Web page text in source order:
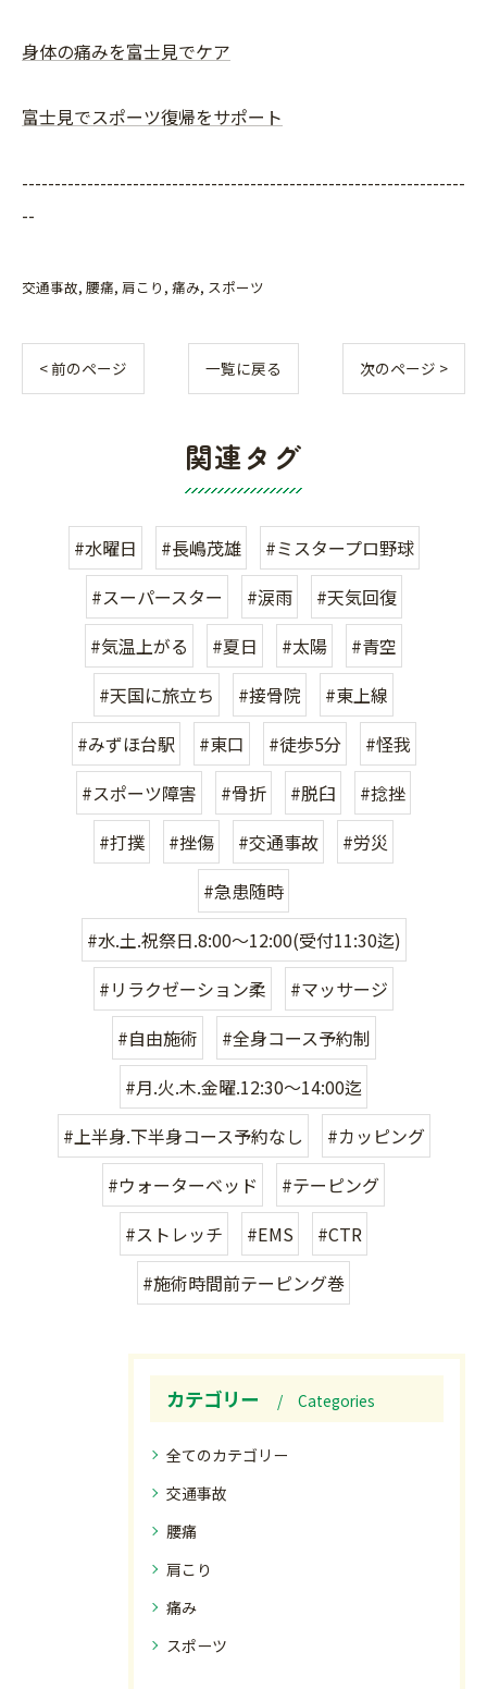
身体の痛みを富士見でケア
富士見でスポーツ復帰をサポート
--------------------------------------------------------------------
--
交通事故 腰痛 肩こり 痛み スポーツ
< 前のページ 一覧に戻る 次のページ >
関連タグ
#水曜日 #長嶋茂雄
#ミスタープロ野球
#スーパースター
#涙雨
#天気回復
#気温上がる
#夏日 #太陽
#青空
#天国に旅立ち
#接骨院
#東上線
#みずほ台駅
#東口 #徒歩5分
#怪我
#スポーツ障害
#骨折 #脱臼
#捻挫
#打撲
#挫傷 #交通事故
#労災
#急患随時
#水.土.祝祭日.8:00〜12:00(受付11:30迄)
#リラクゼーション柔
#マッサージ
#自由施術
#全身コース予約制
#月.火.木.金曜.12:30〜14:00迄
#上半身.下半身コース予約なし
#カッピング
#ウォーターベッド
#テーピング
#ストレッチ
#EMS
#CTR
#施術時間前テーピング巻
カテゴリー Categories
全てのカテゴリー
交通事故
腰痛
肩こり
痛み
スポーツ